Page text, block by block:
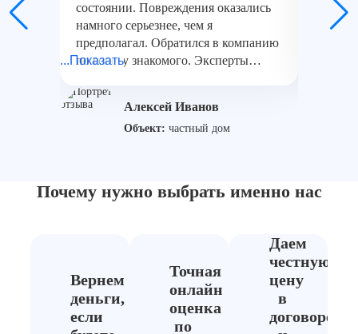
состоянии. Повреждения оказались
намного серьезнее, чем я
предполагал. Обратился в компанию
по совету знакомого. Эксперты
осмотрели, зафиксировали
мельчайшие детали и подготовили
акт. Меня удивило, насколько они
оказались повреждены дымом. В
результате страховая выплатила
специалистов, я не представляю, как
бы я справился.
...Показать
Алексей Иванов
Объект: частный дом
были в
чего
Почему нужно выбрать именно нас
Вернем
деньги,
если
Точная
онлайн
оценка
по
Даем
честную
цену
в
договоре